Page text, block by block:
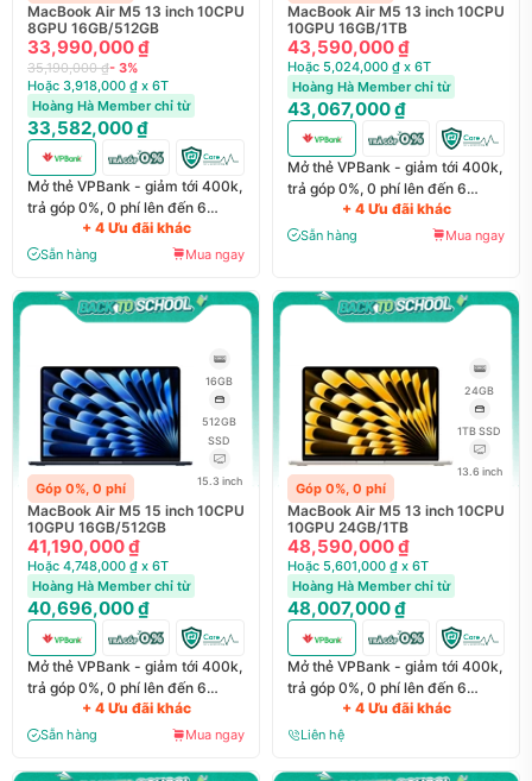
MacBook Air M5 13 inch 10CPU
8GPU 16GB/512GB
33,990,000 ₫
35,190,000 ₫- 3%
Hoặc 3,918,000 ₫ x 6T
Hoàng Hà Member chỉ từ
33,582,000 ₫
Mở thẻ VPBank - giảm tới 400k,
trả góp 0%, 0 phí lên đến 6
+ 4 Ưu đãi khác
Sẵn hàng Mua ngay
MacBook Air M5 13 inch 10CPU
10GPU 16GB/1TB
43,590,000 ₫
Hoặc 5,024,000 ₫ x 6T
Hoàng Hà Member chỉ từ
43,067,000 ₫
Mở thẻ VPBank - giảm tới 400k,
trả góp 0%, 0 phí lên đến 6
+ 4 Ưu đãi khác
Sẵn hàng Mua ngay
Góp 0%, 0 phí
16GB
512GB
SSD
15.3 inch
MacBook Air M5 15 inch 10CPU
10GPU 16GB/512GB
41,190,000 ₫
Hoặc 4,748,000 ₫ x 6T
Hoàng Hà Member chỉ từ
40,696,000 ₫
Mở thẻ VPBank - giảm tới 400k,
trả góp 0%, 0 phí lên đến 6
+ 4 Ưu đãi khác
Sẵn hàng Mua ngay
Góp 0%, 0 phí
24GB
1TB SSD
13.6 inch
MacBook Air M5 13 inch 10CPU
10GPU 24GB/1TB
48,590,000 ₫
Hoặc 5,601,000 ₫ x 6T
Hoàng Hà Member chỉ từ
48,007,000 ₫
Mở thẻ VPBank - giảm tới 400k,
trả góp 0%, 0 phí lên đến 6
+ 4 Ưu đãi khác
Liên hệ